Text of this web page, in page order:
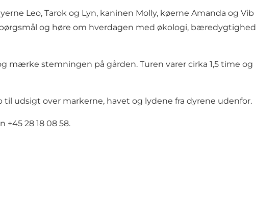
Leo, Tarok og Lyn, kaninen Molly, køerne Amanda og Vib
og høre om hverdagen med økologi, bæredygtighed
mærke stemningen på gården. Turen varer cirka 1,5 time og
udsigt over markerne, havet og lydene fra dyrene udenfor.
+45 28 18 08 58.